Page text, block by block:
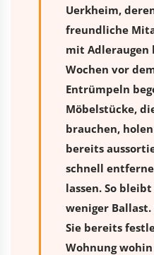
Uerkheim,
freundliche
mit Adleraugen
Wochen vor
Entrümpeln
Möbelstücke,
brauchen,
bereits
schnell
lassen. So
weniger
Sie bereits
Wohnung